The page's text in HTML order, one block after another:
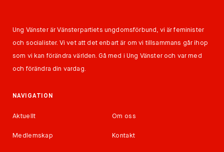
Ung Vänster är Vänsterpartiets ungdomsförbund, vi är feminister
och socialister. Vi vet att det enbart är om vi tillsammans går ihop
som vi kan förändra världen. Gå med i Ung Vänster och var med
och förändra din vardag.
NAVIGATION
Aktuellt Om oss
Medlemskap Kontakt